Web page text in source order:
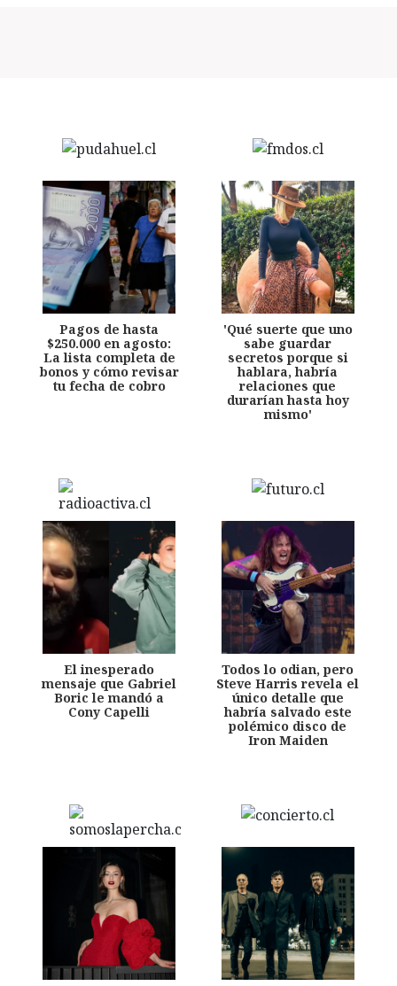
Pagos de hasta
$250.000 en agosto:
La lista completa de
bonos y cómo revisar
tu fecha de cobro
'Qué suerte que uno
sabe guardar
secretos porque si
hablara, habría
relaciones que
durarían hasta hoy
mismo'
El inesperado
mensaje que Gabriel
Boric le mandó a
Cony Capelli
Todos lo odian, pero
Steve Harris revela el
único detalle que
habría salvado este
polémico disco de
Iron Maiden